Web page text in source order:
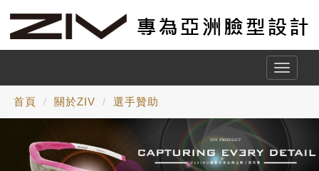
Toggle
首頁 關於ZIV 選手贊助